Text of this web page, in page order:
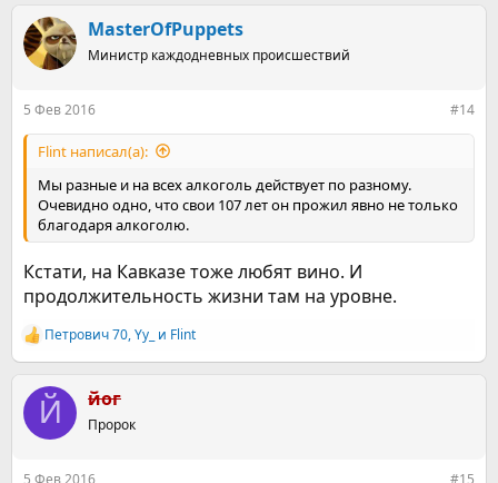
к
ц
и
MasterOfPuppets
Министр каждодневных происшествий
5 Фев 2016 #14
Flint написал(а):
Мы разные и на всех алкоголь действует по разному.
Очевидно одно, что свои 107 лет он прожил явно не только
благодаря алкоголю.
Кстати, на Кавказе тоже любят вино. И
продолжительность жизни там на уровне.
Р
е
к
ц
и
Петрович 70,Yy_ и Flint
Й йог
Пророк
5 Фев 2016 #15